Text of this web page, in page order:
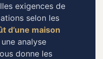
exigences de
selon les
d’une maison
analyse
donne les